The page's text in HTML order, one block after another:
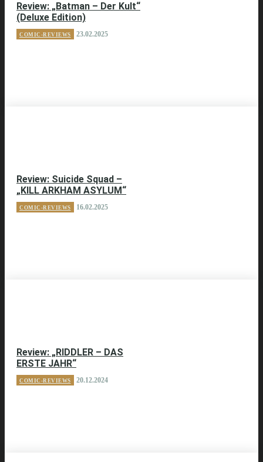
Review: „Batman – Der Kult“
(Deluxe Edition)
COMIC-REVIEWS 23.02.2025
Review: Suicide Squad –
„KILL ARKHAM ASYLUM“
COMIC-REVIEWS 16.02.2025
Review: „RIDDLER – DAS
ERSTE JAHR“
COMIC-REVIEWS 20.12.2024